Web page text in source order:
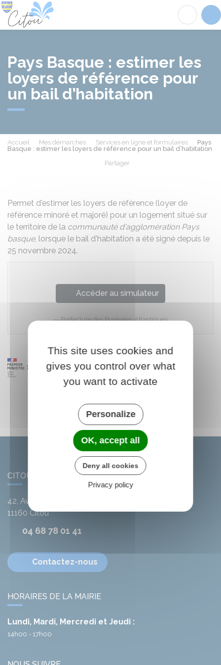
Pays Basque : estimer les
loyers de référence pour
un bail d’habitation
Accueil Mes démarches Services en ligne et formulaires
Pays
Basque : estimer les loyers de référence pour un bail d’habitation
Partager
Permet d'estimer les loyers de référence (loyer de
référence minoré et majoré) pour un logement situé sur
le territoire de la communauté d'agglomération Pays
basque, lorsque le bail d'habitation a été signé depuis le
25 novembre 2024.
Accéder au simulateur
Préfecture des Pyrénées-Atlantiques
CITOU
42, Avenue de l'Argent-Double
11160 Citou
04 68 78 01 41
Contactez-nous
HORAIRES DE LA MAIRIE
Lundi, Mardi, Mercredi et Jeudi :
14h00 - 17h00
This site uses cookies and
gives you control over what
you want to activate
Personalize
OK, accept all
Deny all cookies
Privacy policy